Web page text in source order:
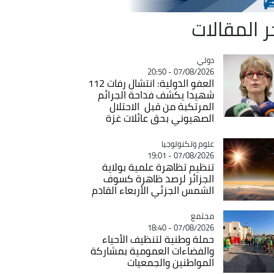
المقالات
Catégorie
دولي
07/08/2026 - 20:50
العفو الدولية: انتشال رفات 112
شهيدا يكشف فداحة الجرائم
المرتكبة من قبل الاحتلال
الصهيوني بحق عائلات غزة
Catégorie
علوم وتكنولوجيا
07/08/2026 - 19:01
تنظيم تظاهرة علمية بولاية
الجزائر لرصد ظاهرة كسوف
الشمس الجزئي الأربعاء القادم
Catégorie
مجتمع
07/08/2026 - 18:40
حملة وطنية لتنظيف الأحياء
والفضاءات العمومية بمشاركة
المواطنين والجمعيات